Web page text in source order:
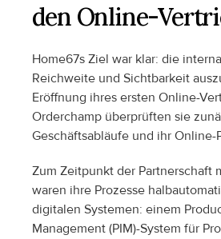
den Online-
Home67s Ziel war klar: die
Reichweite und Sichtbarkeit
Eröffnung ihres ersten Online-
Orderchamp überprüften sie
Geschäftsabläufe und ihr Online-
Zum Zeitpunkt der Partnerschaft
waren ihre Prozesse
digitalen Systemen: einem
Management (PIM)-System für